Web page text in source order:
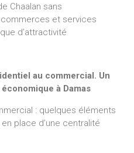
Chaalan sans
et services
d’attractivité
au commercial. Un
à Damas
: quelques éléments
place d’une centralité